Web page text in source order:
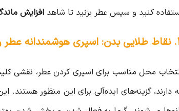
کنید و سپس عطر بزنید تا شاهد افزایش
نقاط نبض
محل مناسب برای اسپری کردن عطر، نقشی
دارند، گزینه‌های ایده‌آلی برای این منظور